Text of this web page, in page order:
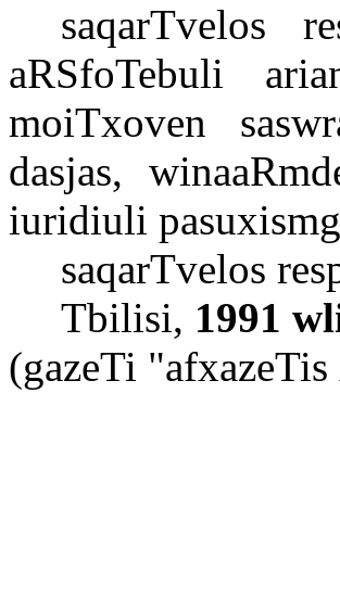
saqarTvelos
aRSfoTebuli
moiTxoven
dasjas,
iuridiuli
saqarTvelos
Tbilisi, 1991
(gazeTi "afxazeTis